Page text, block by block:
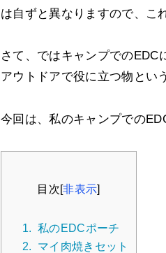
は自ずと異なりますので、こ
さて、ではキャンプでのEDC
アウトドアで役に立つ物とい
今回は、私のキャンプでの
目次[非表示]
1.
私のEDCポーチ
2.
マイ肉焼きセット